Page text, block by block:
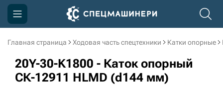
Главная страница Ходовая часть спецтехники Катки опорные
20Y-30-K1800 - Каток опорный
СК-12911 HLMD (d144 мм)
Компания
Акции